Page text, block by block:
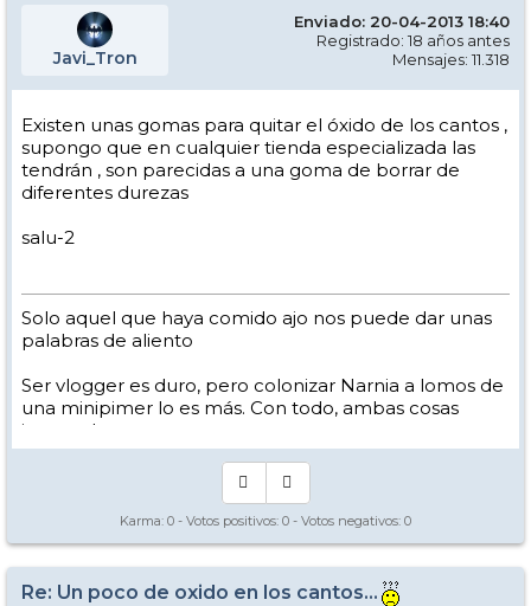
Javi_Tron
Enviado: 20-04-2013 18:40
Registrado: 18 años antes
Mensajes: 11.318
Existen unas gomas para quitar el óxido de los cantos ,
supongo que en cualquier tienda especializada las
tendrán , son parecidas a una goma de borrar de
diferentes durezas
salu-2
Solo aquel que haya comido ajo nos puede dar unas
palabras de aliento
Ser vlogger es duro, pero colonizar Narnia a lomos de
una minipimer lo es más. Con todo, ambas cosas
intento hacer.
Yo hago esquí extremo : voy de extremo a extremo
Los caminos del esquí son inescrotables ...
Karma: 0 - Votos positivos: 0 - Votos negativos: 0
Re: Un poco de oxido en los cantos...